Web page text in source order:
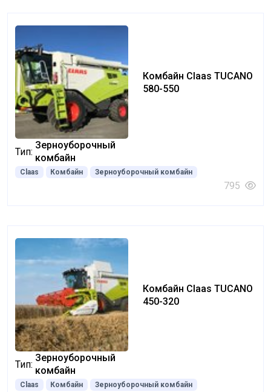
Комбайн Claas TUCANO
580-550
Тип:
Зерноуборочный
комбайн
Claas Комбайн Зерноуборочный комбайн
795
Комбайн Claas TUCANO
450-320
Тип:
Зерноуборочный
комбайн
Claas Комбайн Зерноуборочный комбайн